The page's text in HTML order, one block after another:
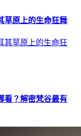
草原上的生命狂舞
看？解密梵谷最有